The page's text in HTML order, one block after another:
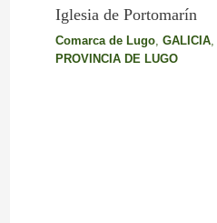
Iglesia de Portomarín
Comarca de Lugo, GALICIA,
PROVINCIA DE LUGO